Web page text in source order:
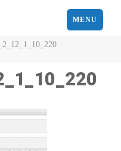
MENU